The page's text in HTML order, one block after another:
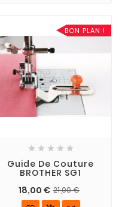
BON PLAN !
    
Guide De Couture
BROTHER SG1
18,00 € 21,00 €